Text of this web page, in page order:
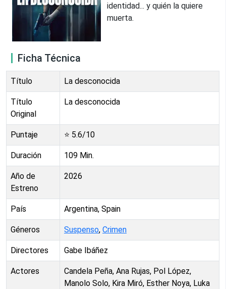
identidad... y quién la quiere
muerta.
Ficha Técnica
Título La desconocida
Título
Original
La desconocida
Puntaje ⭐ 5.6/10
Duración 109 Min.
Año de
Estreno
2026
País Argentina, Spain
Géneros Suspenso, Crimen
Directores Gabe Ibáñez
Actores
Candela Peña, Ana Rujas, Pol López,
Manolo Solo, Kira Miró, Esther Noya, Luka